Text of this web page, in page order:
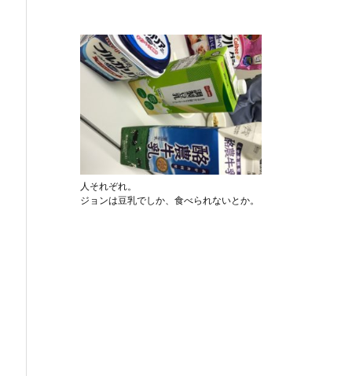
人それぞれ。
ジョンは豆乳でしか、食べられないとか。